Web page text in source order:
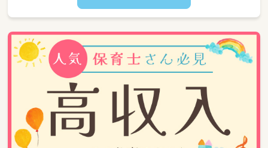
グなど）の企画・準備・実施
管理
※クラス運営は周りの先生と相談しながら進め
られるため、一人で抱え込むことはありませ
ん。みんなで助け合いながら、楽しく丁寧な保
育をつくっていきましょう！